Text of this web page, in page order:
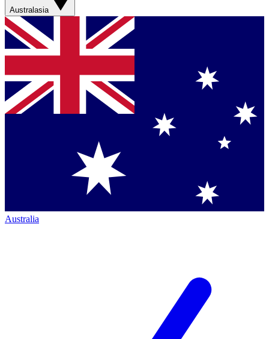
Australasia
Australia